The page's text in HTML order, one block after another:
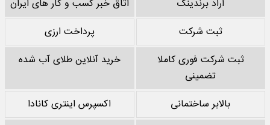
آراد برندینگ
اتاق خبر کسب و کار های ایران
ثبت شرکت
پرداخت ارزی
ثبت شرکت فوری کاملا
تضمینی
خرید آنلاین طلای آب شده
بالابر ساختمانی
اکسپرس اینتری کانادا